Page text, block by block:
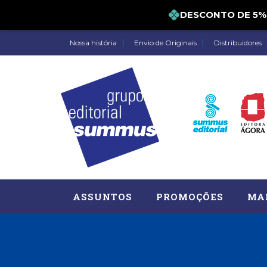
DESCONTO DE
Nossa história Envio de Originais Distribuidores
ASSUNTOS PROMOÇÕES